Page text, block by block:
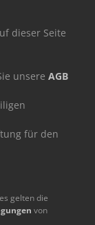
dieser Seite
unsere AGB
für den
gelten die
von